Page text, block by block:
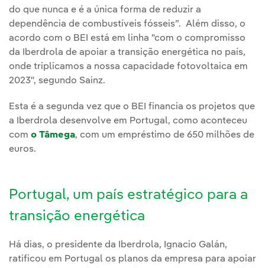
do que nunca e é a única forma de reduzir a
dependência de combustíveis fósseis”. Além disso, o
acordo com o BEI está em linha "com o compromisso
da Iberdrola de apoiar a transição energética no país,
onde triplicamos a nossa capacidade fotovoltaica em
2023", segundo Sainz.
Esta é a segunda vez que o BEI financia os projetos que
a Iberdrola desenvolve em Portugal, como aconteceu
com o Tâmega, com um empréstimo de 650 milhões de
euros.
Portugal, um país estratégico para a
transição energética
Há dias, o presidente da Iberdrola, Ignacio Galán,
ratificou em Portugal os planos da empresa para apoiar